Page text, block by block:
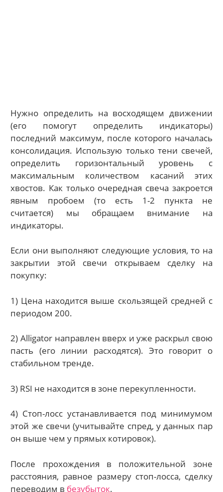
Нужно определить на восходящем движении
(его помогут определить индикаторы)
последний максимум, после которого началась
консолидация. Использую только тени свечей,
определить горизонтальный уровень с
максимальным количеством касаний этих
хвостов. Как только очередная свеча закроется
явным пробоем (то есть 1-2 пункта не
считается) мы обращаем внимание на
индикаторы.
Если они выполняют следующие условия, то на
закрытии этой свечи открываем сделку на
покупку:
1) Цена находится выше скользящей средней с
периодом 200.
2) Alligator направлен вверх и уже раскрыл свою
пасть (его линии расходятся). Это говорит о
стабильном тренде.
3) RSI не находится в зоне перекупленности.
4) Стоп-лосс устанавливается под минимумом
этой же свечи (учитывайте спред, у данных пар
он выше чем у прямых котировок).
После прохождения в положительной зоне
расстояния, равное размеру стоп-лосса, сделку
переводим в безубыток.